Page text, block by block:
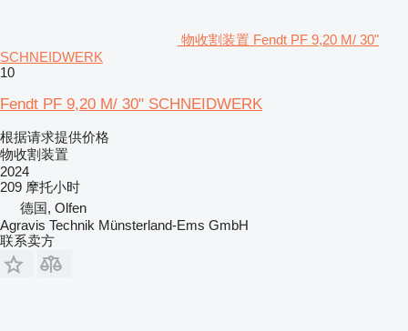
物收割装置 Fendt PF 9,20 M/ 30"
SCHNEIDWERK
10
Fendt PF 9,20 M/ 30" SCHNEIDWERK
根据请求提供价格
物收割装置
2024
209 摩托小时
德国, Olfen
Agravis Technik Münsterland-Ems GmbH
联系卖方